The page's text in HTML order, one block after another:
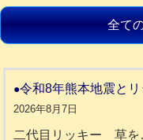
全て
令和8年熊本地震と
2026年8月7日
二代目リッキー 草